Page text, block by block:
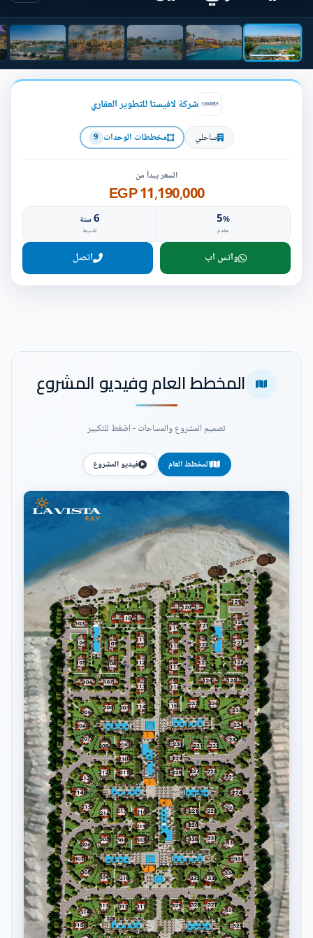
شركة لافيستا للتطوير العقاري
ساحلي مخططات الوحدات 9
السعر يبدأ من
11,190,000 EGP
5%
مقدم
6سنة
تقسيط
واتس اب اتصل
المخطط العام وفيديو المشروع
تصميم المشروع والمساحات - اضغط للتكبير
المخطط العام فيديو المشروع